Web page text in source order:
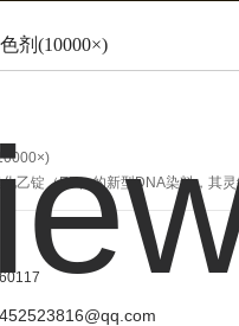
剂(10000×)
乙锭（EB）的新型DNA染料，其灵
紫外灯下双链DNA呈现绿色荧光，
验，尚未发现GoldViewⅠ有致癌作用
此用GoldViewⅠ代替EB不失为一种明